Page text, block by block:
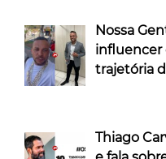
Nossa
influencer
trajetória
Thiago